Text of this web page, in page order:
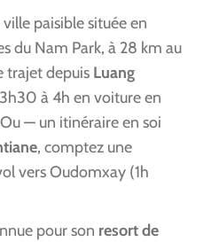
paisible située en
du Nam Park, à 28 km au
trajet depuis Luang
à 4h en voiture en
— un itinéraire en soi
, comptez une
vers Oudomxay (1h
pour son resort de